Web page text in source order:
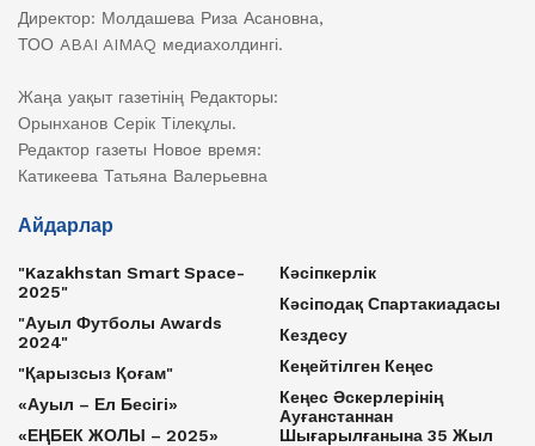
Директор: Молдашева Риза Асановна,
ТОО ABAI AIMAQ медиахолдингі.
Жаңа уақыт газетінің Редакторы:
Орынханов Серік Тілекұлы.
Редактор газеты Новое время:
Катикеева Татьяна Валерьевна
Айдарлар
"Kazakhstan Smart Space-
2025"
"Ауыл Футболы Awards
2024"
"Қарызсыз Қоғам"
«Ауыл – Ел Бесігі»
«ЕҢБЕК ЖОЛЫ – 2025»
Кәсіпкерлік
Кәсіподақ Спартакиадасы
Кездесу
Кеңейтілген Кеңес
Кеңес Әскерлерінің
Ауғанстаннан
Шығарылғанына 35 Жыл